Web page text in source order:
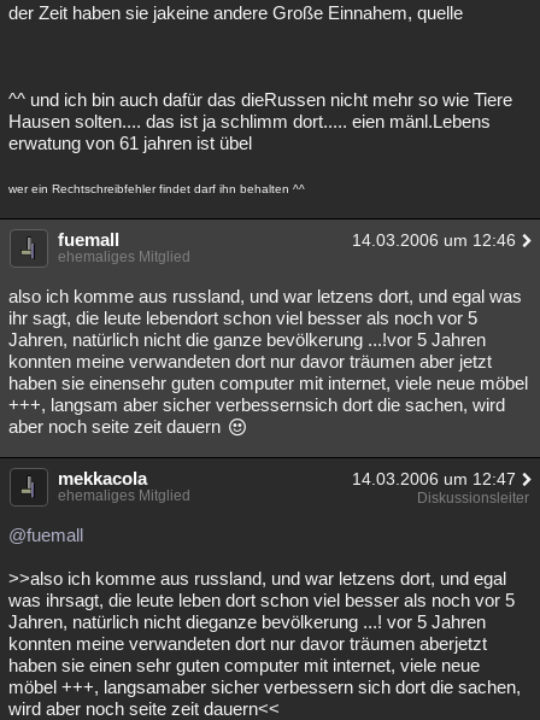
der Zeit haben sie jakeine andere Große Einnahem, quelle
^^ und ich bin auch dafür das dieRussen nicht mehr so wie Tiere
Hausen solten.... das ist ja schlimm dort..... eien mänl.Lebens
erwatung von 61 jahren ist übel
wer ein Rechtschreibfehler findet darf ihn behalten ^^
fuemall 14.03.2006 um 12:46
ehemaliges Mitglied
also ich komme aus russland, und war letzens dort, und egal was
ihr sagt, die leute lebendort schon viel besser als noch vor 5
Jahren, natürlich nicht die ganze bevölkerung ...!vor 5 Jahren
konnten meine verwandeten dort nur davor träumen aber jetzt
haben sie einensehr guten computer mit internet, viele neue möbel
+++, langsam aber sicher verbessernsich dort die sachen, wird
aber noch seite zeit dauern
mekkacola 14.03.2006 um 12:47
ehemaliges Mitglied Diskussionsleiter
@fuemall
>>also ich komme aus russland, und war letzens dort, und egal
was ihrsagt, die leute leben dort schon viel besser als noch vor 5
Jahren, natürlich nicht dieganze bevölkerung ...! vor 5 Jahren
konnten meine verwandeten dort nur davor träumen aberjetzt
haben sie einen sehr guten computer mit internet, viele neue
möbel +++, langsamaber sicher verbessern sich dort die sachen,
wird aber noch seite zeit dauern<<